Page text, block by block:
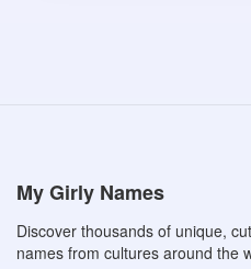
My Girly Names
Discover thousands of unique,
names from cultures around the